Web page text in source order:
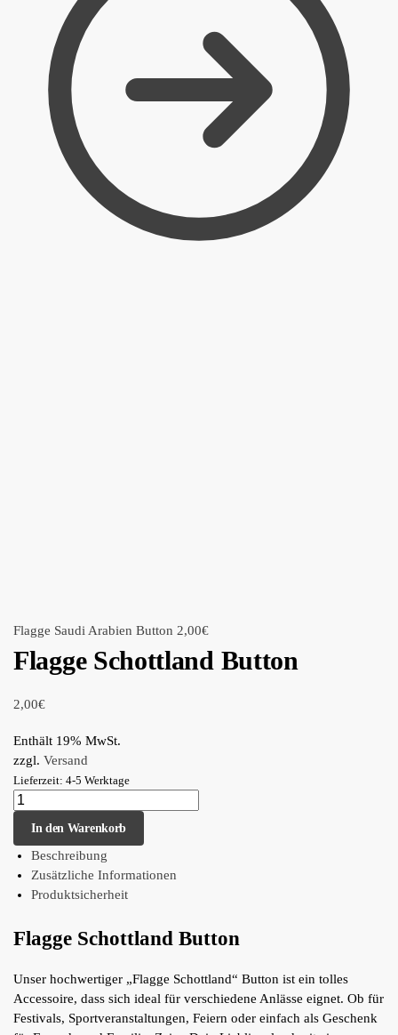
Flagge Saudi Arabien Button 2,00€
Flagge Schottland Button
2,00€
Enthält 19% MwSt.
zzgl. Versand
Lieferzeit: 4-5 Werktage
In den Warenkorb
Beschreibung
Zusätzliche Informationen
Produktsicherheit
Flagge Schottland Button
Unser hochwertiger „Flagge Schottland“ Button ist ein tolles
Accessoire, dass sich ideal für verschiedene Anlässe eignet. Ob für
Festivals, Sportveranstaltungen, Feiern oder einfach als Geschenk